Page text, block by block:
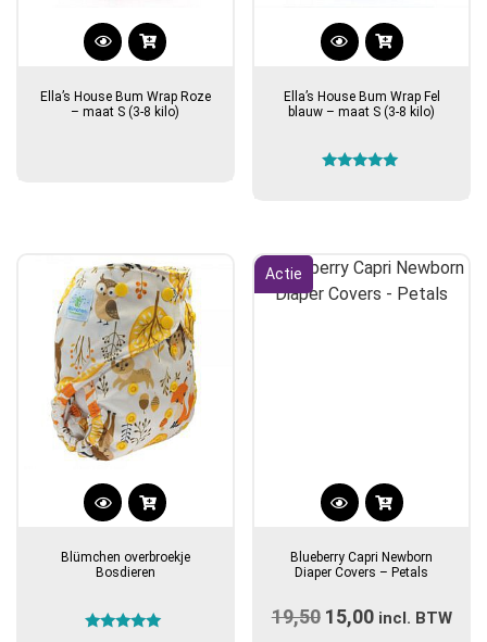
Ella’s House Bum Wrap Roze
– maat S (3-8 kilo)
Ella’s House Bum Wrap Fel
blauw – maat S (3-8 kilo)
Blümchen overbroekje
Bosdieren
Actie
Blueberry Capri Newborn
Diaper Covers – Petals
19,50 Oorspronkelijke
15,00Huidige
incl. BTW